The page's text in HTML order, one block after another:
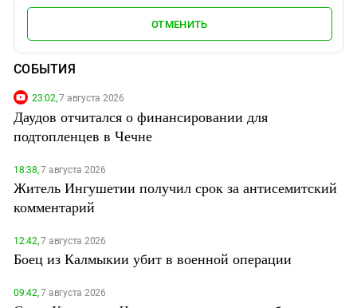
ОТМЕНИТЬ
СОБЫТИЯ
23:02,7 августа 2026
Даудов отчитался о финансировании для
подтопленцев в Чечне
18:38,7 августа 2026
Житель Ингушетии получил срок за антисемитский
комментарий
12:42,7 августа 2026
Боец из Калмыкии убит в военной операции
09:42,7 августа 2026